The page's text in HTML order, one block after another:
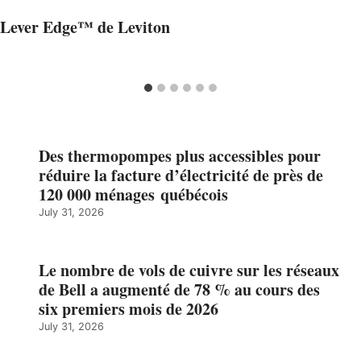
Lever Edge™ de Leviton
Des thermopompes plus accessibles pour
réduire la facture d’électricité de près de
120 000 ménages québécois
July 31, 2026
Le nombre de vols de cuivre sur les réseaux
de Bell a augmenté de 78 % au cours des
six premiers mois de 2026
July 31, 2026